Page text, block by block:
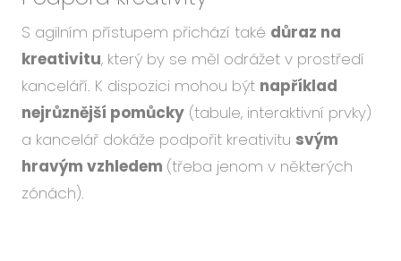
S agilním přístupem přichází také důraz na
kreativitu, který by se měl odrážet v prostředí
kanceláří. K dispozici mohou být například
nejrůznější pomůcky (tabule, interaktivní prvky)
a kancelář dokáže podpořit kreativitu svým
hravým vzhledem (třeba jenom v některých
zónách).